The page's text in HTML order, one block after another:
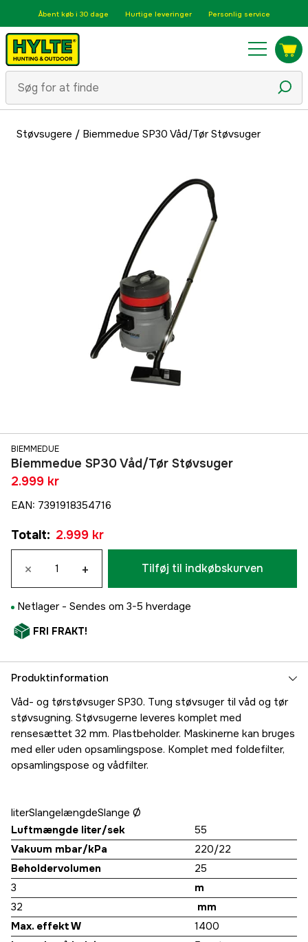
Åbent køb i 30 dage Hurtige leveringer Personlig service
Støvsugere / Biemmedue SP30 Våd/Tør Støvsuger
BIEMMEDUE
Biemmedue SP30 Våd/Tør Støvsuger
2.999 kr
EAN: 7391918354716
Totalt: 2.999 kr
× + Tilføj til indkøbskurven
Netlager - Sendes om 3-5 hverdage
FRI FRAKT!
Produktinformation
Våd- og tørstøvsuger SP30. Tung støvsuger til våd og tør
støvsugning. Støvsugerne leveres komplet med
rensesættet 32 mm. Plastbeholder. Maskinerne kan bruges
med eller uden opsamlingspose. Komplet med foldefilter,
opsamlingspose og vådfilter.
literSlangelængdeSlange Ø
Luftmængde liter/sek
55
Vakuum mbar/kPa
220/22
Beholdervolumen
25
3
m
32
mm
Max. effekt W
1400